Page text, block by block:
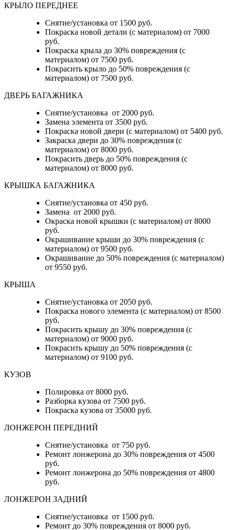
КРЫЛО ПЕРЕДНЕЕ
Снятие/установка от 1500 руб.
Покраска новой детали (с материалом) от 7000
руб.
Покраска крыла до 30% повреждения (с
материалом) от 7500 руб.
Покрасить крыло до 50% повреждения (с
материалом) от 7500 руб.
ДВЕРЬ БАГАЖНИКА
Снятие/установка от 2000 руб.
Замена элемента от 3500 руб.
Покраска новой двери (с материалом) от 5400 руб.
Закраска двери до 30% повреждения (с
материалом) от 8000 руб.
Покрасить дверь до 50% повреждения (с
материалом) от 8000 руб.
КРЫШКА БАГАЖНИКА
Снятие/установка от 450 руб.
Замена от 2000 руб.
Окраска новой крышки (с материалом) от 8000
руб.
Окрашивание крыши до 30% повреждения (с
материалом) от 9500 руб.
Окрашивание до 50% повреждения (с материалом)
от 9550 руб.
КРЫША
Снятие/установка от 2050 руб.
Покраска нового элемента (с материалом) от 8500
руб.
Покрасить крышу до 30% повреждения (с
материалом) от 9000 руб.
Покрасить крышу до 50% повреждения (с
материалом) от 9100 руб.
КУЗОВ
Полировка от 8000 руб.
Разборка кузова от 7500 руб.
Покраска кузова от 35000 руб.
ЛОНЖЕРОН ПЕРЕДНИЙ
Снятие/установка от 750 руб.
Ремонт лонжерона до 30% повреждения от 4500
руб.
Ремонт лонжерона до 50% повреждения от 4800
руб.
ЛОНЖЕРОН ЗАДНИЙ
Снятие/установка от 1500 руб.
Ремонт до 30% повреждения от 8000 руб.